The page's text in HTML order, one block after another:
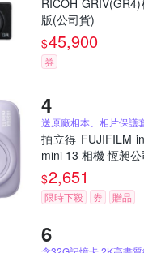
RICOH
版(公司貨)
$45,900
券
拍立得 FUJIFILM
mini 13 相機 恆昶
$2,651
限時下殺 券 贈品